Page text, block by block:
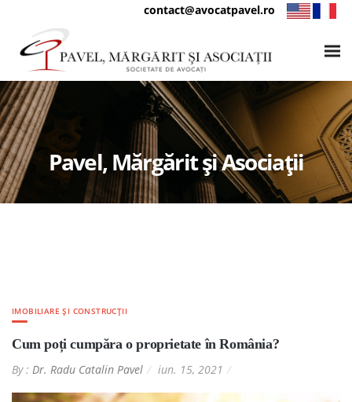
contact@avocatpavel.ro
Pavel, Mărgărit și Asociații
IMOBILIARE ȘI CONSTRUCȚII
Cum poți cumpăra o proprietate în România?
By : Dr. Radu Catalin Pavel iun. 15, 2021